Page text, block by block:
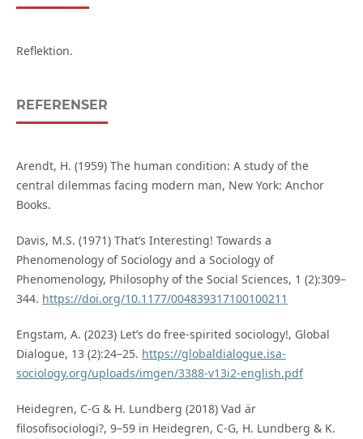
Reflektion.
REFERENSER
Arendt, H. (1959) The human condition: A study of the
central dilemmas facing modern man, New York: Anchor
Books.
Davis, M.S. (1971) That’s Interesting! Towards a
Phenomenology of Sociology and a Sociology of
Phenomenology, Philosophy of the Social Sciences, 1 (2):309–
344. https://doi.org/10.1177/004839317100100211
Engstam, A. (2023) Let’s do free-spirited sociology!, Global
Dialogue, 13 (2):24–25. https://globaldialogue.isa-
sociology.org/uploads/imgen/3388-v13i2-english.pdf
Heidegren, C-G & H. Lundberg (2018) Vad är
filosofisociologi?, 9–59 in Heidegren, C-G, H. Lundberg & K.